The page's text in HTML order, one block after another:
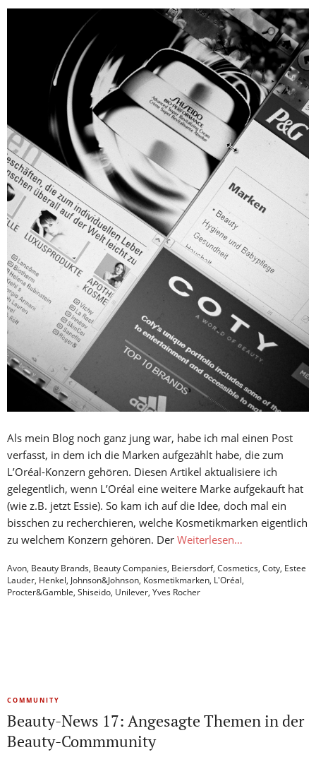
Als mein Blog noch ganz jung war, habe ich mal einen Post
verfasst, in dem ich die Marken aufgezählt habe, die zum
L’Oréal-Konzern gehören. Diesen Artikel aktualisiere ich
gelegentlich, wenn L’Oréal eine weitere Marke aufgekauft hat
(wie z.B. jetzt Essie). So kam ich auf die Idee, doch mal ein
bisschen zu recherchieren, welche Kosmetikmarken eigentlich
zu welchem Konzern gehören. Der Weiterlesen…
Avon, Beauty Brands, Beauty Companies, Beiersdorf, Cosmetics, Coty, Estee
Lauder, Henkel, Johnson&Johnson, Kosmetikmarken, L'Oréal,
Procter&Gamble, Shiseido, Unilever, Yves Rocher
COMMUNITY
Beauty-News 17: Angesagte Themen in der
Beauty-Commmunity